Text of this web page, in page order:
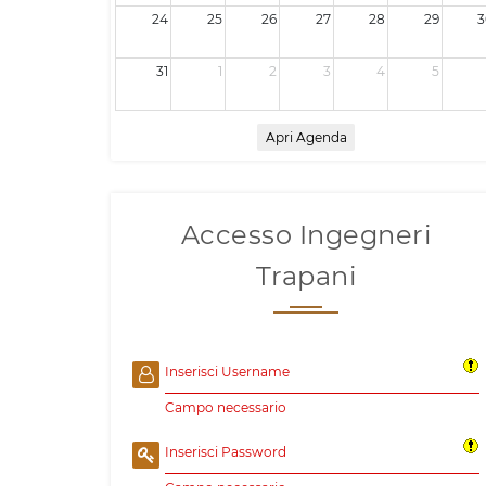
24 25 26 27 28 29
31 1 2 3 4 5
Apri Agenda
Accesso Ingegneri
Trapani
Inserisci Username
Campo necessario
Inserisci Password